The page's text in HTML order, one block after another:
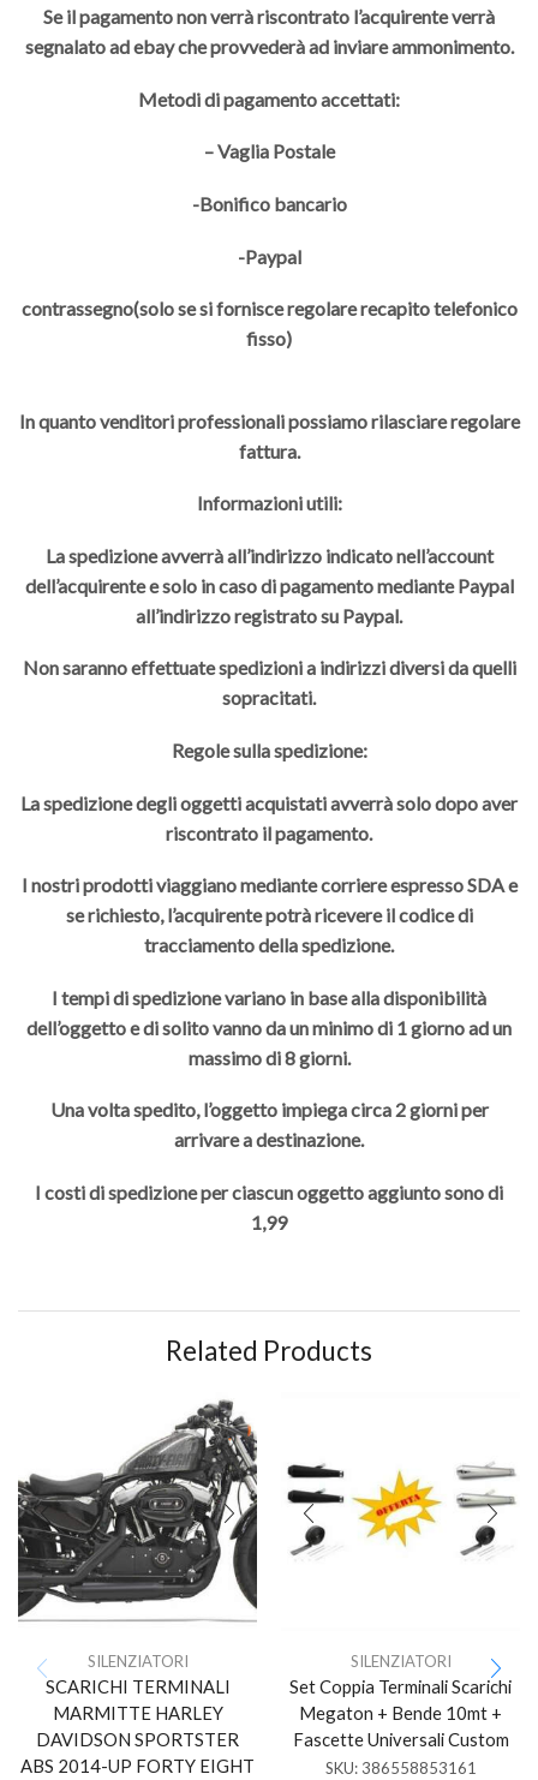
Se il pagamento non verrà riscontrato l’acquirente verrà
segnalato ad ebay che provvederà ad inviare ammonimento.
Metodi di pagamento accettati:
– Vaglia Postale
-Bonifico bancario
-Paypal
contrassegno(solo se si fornisce regolare recapito telefonico
fisso)
In quanto venditori professionali possiamo rilasciare regolare
fattura.
Informazioni utili:
La spedizione avverrà all’indirizzo indicato nell’account
dell’acquirente e solo in caso di pagamento mediante Paypal
all’indirizzo registrato su Paypal.
Non saranno effettuate spedizioni a indirizzi diversi da quelli
sopracitati.
Regole sulla spedizione:
La spedizione degli oggetti acquistati avverrà solo dopo aver
riscontrato il pagamento.
I nostri prodotti viaggiano mediante corriere espresso SDA e
se richiesto, l’acquirente potrà ricevere il codice di
tracciamento della spedizione.
I tempi di spedizione variano in base alla disponibilità
dell’oggetto e di solito vanno da un minimo di 1 giorno ad un
massimo di 8 giorni.
Una volta spedito, l’oggetto impiega circa 2 giorni per
arrivare a destinazione.
I costi di spedizione per ciascun oggetto aggiunto sono di
1,99
Related Products
SILENZIATORI
SCARICHI TERMINALI
MARMITTE HARLEY
DAVIDSON SPORTSTER
ABS 2014-UP FORTY EIGHT
SILENZIATORI
Set Coppia Terminali Scarichi
Megaton + Bende 10mt +
Fascette Universali Custom
SKU: 386558853161